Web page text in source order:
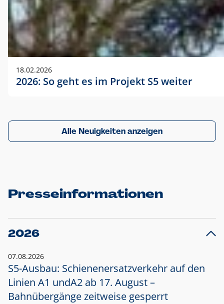
18.02.2026
2026: So geht es im Projekt S5 weiter
Alle Neuigkeiten anzeigen
Presseinformationen
2026
07.08.2026
S5-Ausbau: Schienenersatzverkehr auf den
Linien A1 undA2 ab 17. August –
Bahnübergänge zeitweise gesperrt